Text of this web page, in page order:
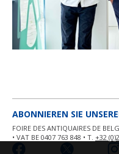
ABONNIEREN SIE
FOIRE DES ANTIQUAIRES DE
• VAT BE 0407 763 848 • T. +32